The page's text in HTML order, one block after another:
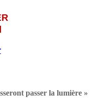
passer la lumière »